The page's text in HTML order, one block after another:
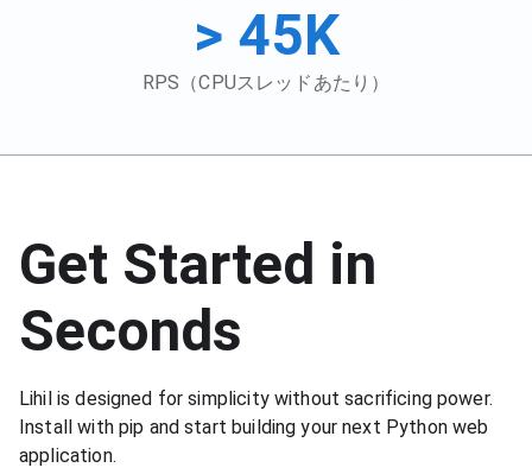
> 45K
RPS（CPUスレッドあたり）
Get Started in
Seconds
Lihil is designed for simplicity without sacrificing power.
Install with pip and start building your next Python web
application.